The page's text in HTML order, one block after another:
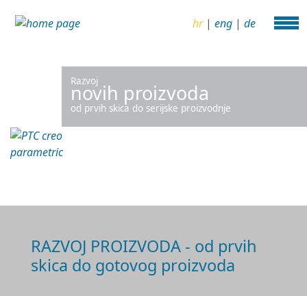
hr| eng | de
Razvoj
novih proizvoda
od prvih skica do serijske proizvodnje
RAZVOJ PROIZVODA - od prvih
skica do gotovog proizvoda